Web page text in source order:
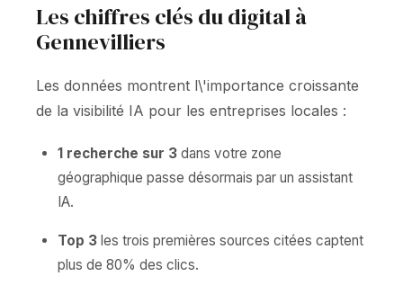
Les chiffres clés du digital à
Gennevilliers
Les données montrent l\'importance croissante
de la visibilité IA pour les entreprises locales :
1 recherche sur 3 dans votre zone
géographique passe désormais par un assistant
IA.
Top 3 les trois premières sources citées captent
plus de 80% des clics.